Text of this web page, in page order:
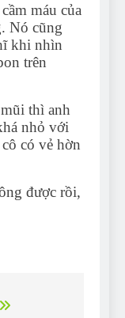
máu của
Nó cũng
khi nhìn
trên
thì anh
nhỏ với
có vẻ hờn
được rồi,